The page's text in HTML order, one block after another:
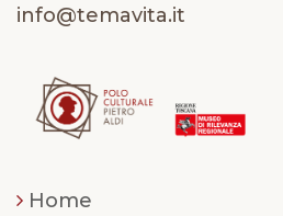
info@temavita.it
Home